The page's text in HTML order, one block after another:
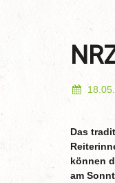
Das
können
am